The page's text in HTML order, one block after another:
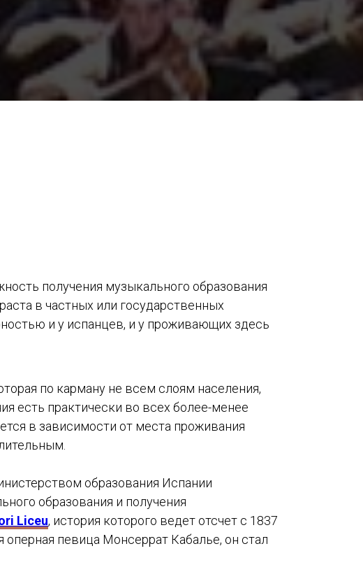
получения музыкального образования
в частных или государственных
и у испанцев, и у проживающих здесь
по карману не всем слоям населения,
есть практически во всех более-менее
в зависимости от места проживания
образования Испании
образования и получения
Liceu, история которого ведет отсчет с 1837
певица Монсеррат Кабалье, он стал